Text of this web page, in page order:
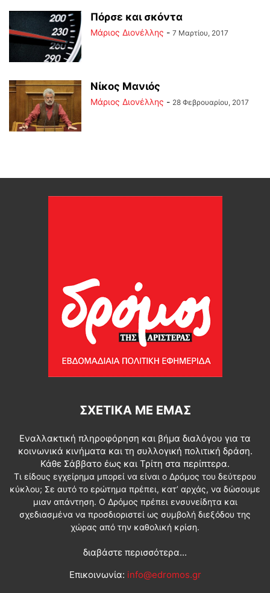
Πόρσε και σκόντα
Μάριος Διονέλλης - 7 Μαρτίου, 2017
Νίκος Μανιός
Μάριος Διονέλλης - 28 Φεβρουαρίου, 2017
ΣΧΕΤΙΚΆ ΜΕ ΕΜΆΣ
Εναλλακτική πληροφόρηση και βήμα διαλόγου για τα
κοινωνικά κινήματα και τη συλλογική πολιτική δράση.
Κάθε Σάββατο έως και Τρίτη στα περίπτερα.
Τι είδους εγχείρημα μπορεί να είναι ο Δρόμος του δεύτερου
κύκλου; Σε αυτό το ερώτημα πρέπει, κατ’ αρχάς, να δώσουμε
μιαν απάντηση. Ο Δρόμος πρέπει ενσυνείδητα και
σχεδιασμένα να προσδιοριστεί ως συμβολή διεξόδου της
χώρας από την καθολική κρίση.
διαβάστε περισσότερα...
Επικοινωνία: info@edromos.gr